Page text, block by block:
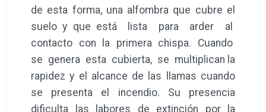
de esta forma, una alfombra que cubre el
suelo y que está lista para arder al
contacto con la primera chispa. Cuando
se genera esta cubierta, se multiplican la
rapidez y el alcance de las llamas cuando
se presenta el incendio. Su presencia
dificulta las labores de extinción por la